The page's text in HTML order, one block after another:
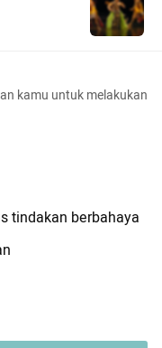
kamu untuk melakukan
tindakan berbahaya